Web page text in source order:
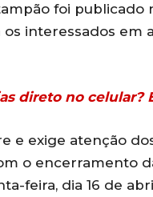
foi publicado
interessados em
direto no celular?
e exige atenção
o encerramento
feira, dia 16 de